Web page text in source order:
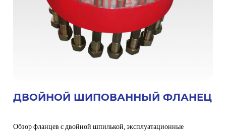
ДВОЙНОЙ ШИПОВАННЫЙ ФЛАНЕЦ
Обзор фланцев с двойной шпилькой, эксплуатационные